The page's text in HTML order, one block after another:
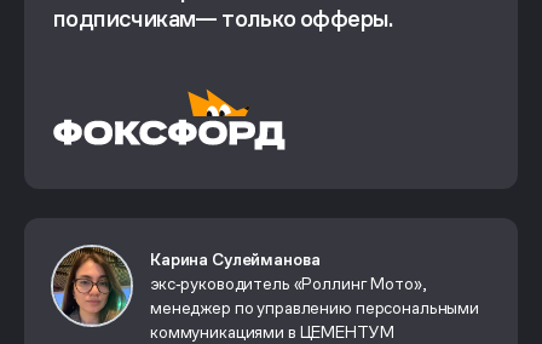
подписчикам— только офферы.
Карина Сулейманова
экс‑руководитель «Роллинг Мото»,
менеджер по управлению персональными
коммуникациями в ЦЕМЕНТУМ